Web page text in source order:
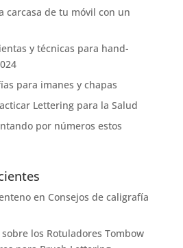
carcasa de tu móvil con un
y técnicas para hand-
para imanes y chapas
Lettering para la Salud
por números estos
en Consejos de caligrafía
los Rotuladores Tombow